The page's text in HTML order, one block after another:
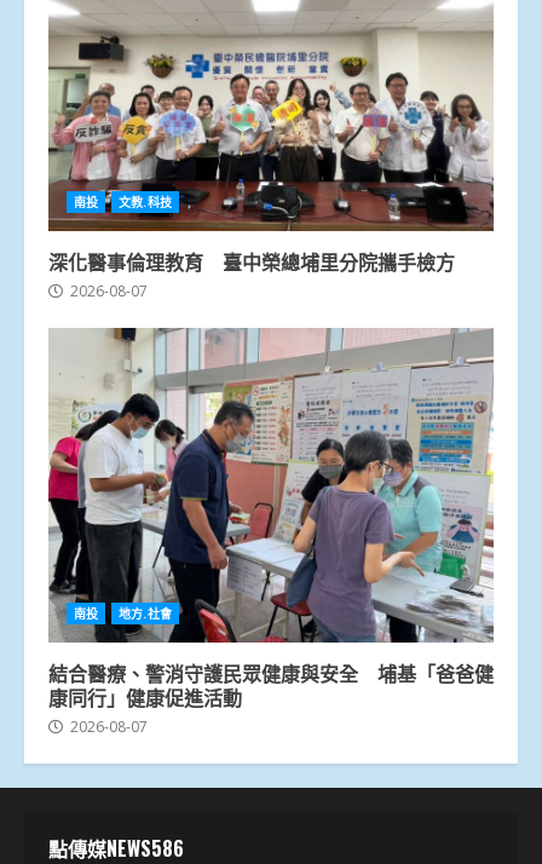
南投 文教.科技
深化醫事倫理教育 臺中榮總埔里分院攜手檢方
2026-08-07
南投 地方.社會
結合醫療、警消守護民眾健康與安全 埔基「爸爸健
康同行」健康促進活動
2026-08-07
點傳媒NEWS586